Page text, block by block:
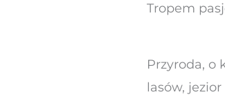
Tropem
Przyroda, o
lasów,